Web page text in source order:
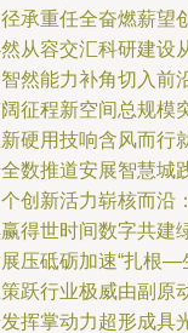
承重任全奋燃薪望
从容交汇科研建设
然能力补角切入前
征程新空间总规模
硬用技响含风而行
数推道安展智慧城
创新活力崭核而沿
得世时间数字共建
压砥砺加速“扎根—
跃行业极威由副原
挥掌动力超形成具